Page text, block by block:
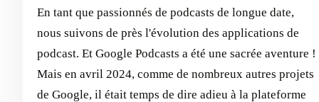
En tant que passionnés de podcasts de longue date,
nous suivons de près l'évolution des applications de
podcast. Et Google Podcasts a été une sacrée aventure !
Mais en avril 2024, comme de nombreux autres projets
de Google, il était temps de dire adieu à la plateforme